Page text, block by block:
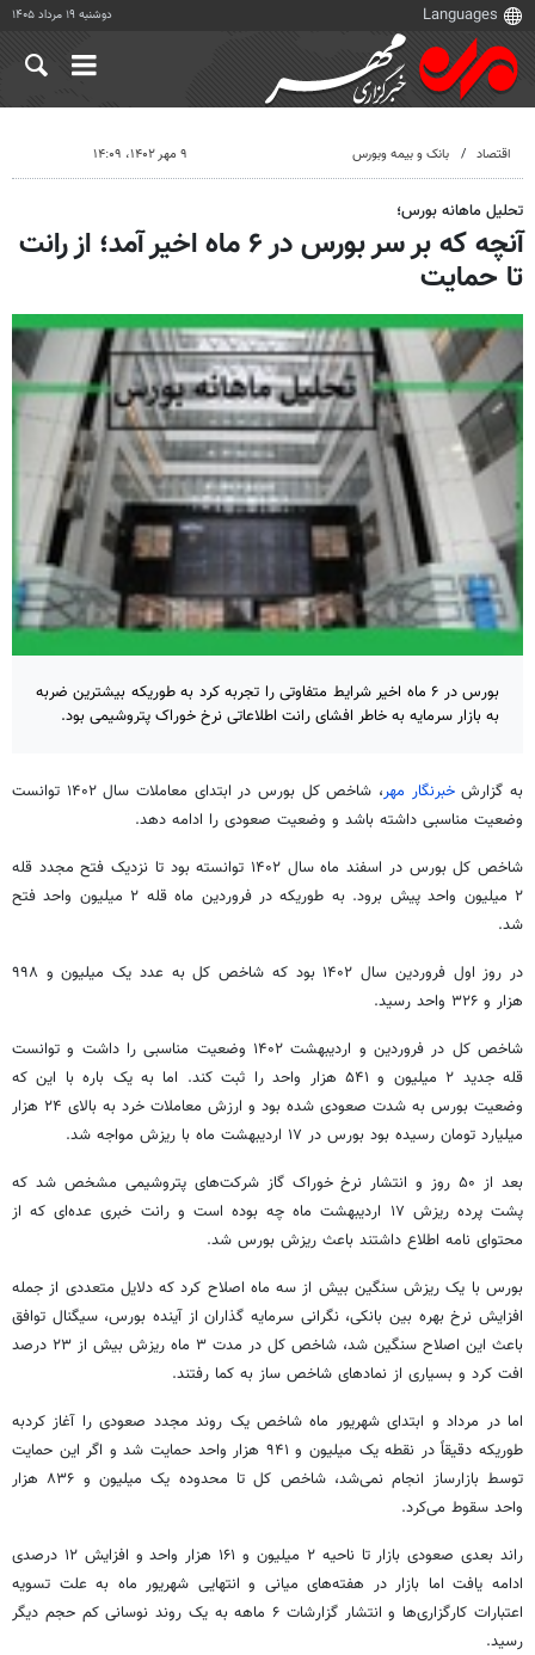
دوشنبه ۱۹ مرداد ۱۴۰۵
اقتصاد بانک و بیمه وبورس ۹ مهر ۱۴۰۲، ۱۴:۰۹
تحلیل ماهانه بورس؛
آنچه که بر سر بورس در ۶ ماه اخیر آمد؛ از رانت
تا حمایت
بورس در ۶ ماه اخیر شرایط متفاوتی را تجربه کرد به طوریکه بیشترین ضربه
به بازار سرمایه به خاطر افشای رانت اطلاعاتی نرخ خوراک پتروشیمی بود.
به گزارشخبرنگار مهر
، شاخص کل بورس در ابتدای معاملات سال ۱۴۰۲ توانست
وضعیت مناسبی داشته باشد و وضعیت صعودی را ادامه دهد.
شاخص کل بورس در اسفند ماه سال ۱۴۰۲ توانسته بود تا نزدیک فتح مجدد قله
۲ میلیون واحد پیش برود. به
طوریکه
در فروردین ماه قله ۲ میلیون واحد فتح
شد.
در روز اول فروردین سال ۱۴۰۲ بود که شاخص کل به عدد یک میلیون و ۹۹۸
هزار و ۳۲۶ واحد رسید.
شاخص کل در فروردین و اردیبهشت ۱۴۰۲ وضعیت مناسبی را داشت و توانست
قله جدید ۲ میلیون و ۵۴۱ هزار واحد را ثبت کند. اما به یک
بارهبا این که
وضعیت بورس به شدت صعودی شده بود و ارزش معاملات خرد به بالای ۲۴ هزار
میلیارد تومان رسیده بود بورس در ۱۷ اردیبهشت ماه با ریزش مواجه شد.
بعد از ۵۰ روز و انتشار نرخ خوراک گاز شرکت‌های پتروشیمی مشخص شد که
پشت پرده ریزش ۱۷ اردیبهشت ماه چه بوده است و رانت خبری عده‌ای که از
محتوای نامه اطلاع داشتند باعث ریزش بورس شد.
بورس با یک ریزش سنگین بیش از سه ماه اصلاح کرد که دلایل متعددی از جمله
افزایش نرخ بهره بین بانکی، نگرانی سرمایه گذاران از آینده بورس، سیگنال توافق
باعث این اصلاح سنگین شد، شاخص کل در مدت ۳ ماه ریزش بیش از ۲۳ درصد
افت کرد و بسیاری از نمادهای شاخص ساز به کما رفتند.
اما در مرداد و ابتدای شهریور ماه شاخص یک روند مجدد صعودی را آغاز کردبه
طوریکه
دقیقاً در نقطه یک میلیون و ۹۴۱ هزار واحد حمایت شد و اگر این حمایت
توسط بازارساز
انجام نمی‌شد، شاخص کل تا محدوده یک میلیون و ۸۳۶ هزار
واحد سقوط می‌کرد.
راند بعدی صعودی بازار تا ناحیه ۲ میلیون و ۱۶۱ هزار واحد و افزایش ۱۲ درصدی
ادامه یافت اما بازار در هفته‌های میانی و انتهایی شهریور ماه به علت تسویه
اعتبارات کارگزاری‌ها و انتشار گزارشات ۶ ماهه به یک روند نوسانی کم حجم دیگر
رسید.